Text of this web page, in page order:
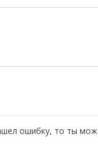
ошибку, то ты